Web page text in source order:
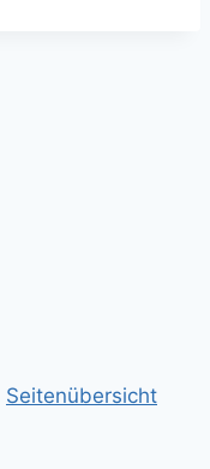
Seitenübersicht